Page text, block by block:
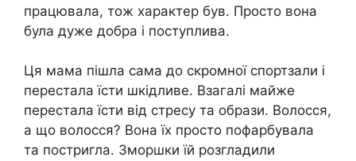
працювала, тож характер був. Просто вона
була дуже добра і поступлива.
Ця мама пішла сама до скромної спортзали і
перестала їсти шкідливе. Взагалі майже
перестала їсти від стресу та образи. Волосся,
а що волосся? Вона їх просто пофарбувала
та постригла. Зморшки їй розгладили